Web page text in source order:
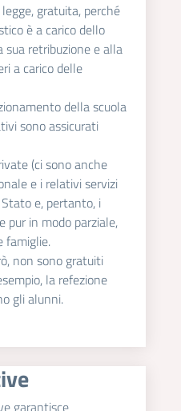
gratuita, perché
è a carico dello
retribuzione e alla
a carico delle
della scuola
sono assicurati
(ci sono anche
e i relativi servizi
e, pertanto, i
pur in modo parziale,
famiglie.
non sono gratuiti
la refezione
gli alunni.
garantisce